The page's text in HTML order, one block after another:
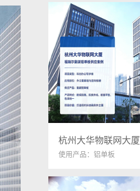
杭州大华物联网大厦
使用产品：铝单板